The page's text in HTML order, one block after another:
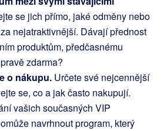
se jich přímo, jaké odměny nebo
nejatraktivnější. Dávají přednost
produktům, předčasnému
zdarma?
o nákupu. Určete své nejcennější
se, co a jak často nakupují.
vašich současných VIP
navrhnout program, který